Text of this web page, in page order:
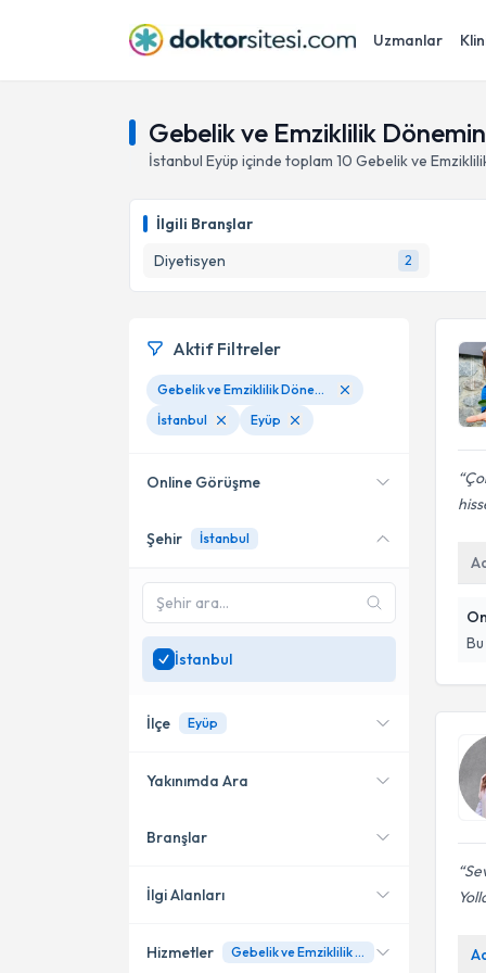
Uzmanlar
Gebelik ve Emziklilik
İstanbul Eyüp içinde toplam 10 Gebelik ve
İlgili Branşlar
Diyetisyen
2
Aktif Filtreler
Gebelik ve Emziklilik Döneminde Beslenme
İstanbul
Eyüp
Online Görüşme
Online danışmanlık sunan
Sadeceİstanbul
uzman ara
Şehir İstanbul
İstanbul
İlçe Eyüp
Kadıköy
Küçükçekmece
Yakınımda Ara
Konumuma yakın uzmanları
Branşlar
Diyetisyen
İlgi Alanları
Hizmetler Gebelik ve Emziklilik Döneminde Beslenme